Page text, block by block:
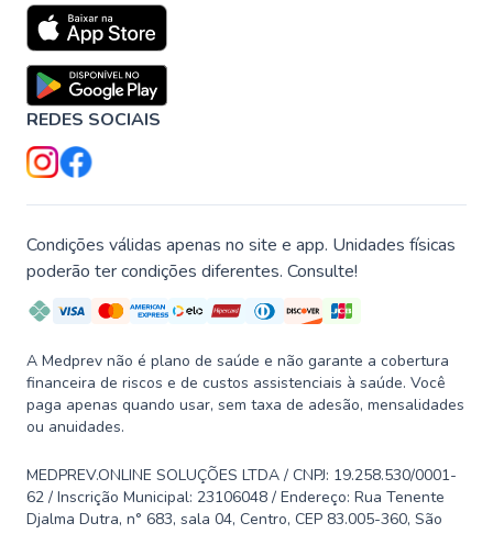
REDES SOCIAIS
Condições válidas apenas no site e app. Unidades físicas
poderão ter condições diferentes. Consulte!
A Medprev não é plano de saúde e não garante a cobertura
financeira de riscos e de custos assistenciais à saúde. Você
paga apenas quando usar, sem taxa de adesão, mensalidades
ou anuidades.
MEDPREV.ONLINE SOLUÇÕES LTDA / CNPJ: 19.258.530/0001-
62 / Inscrição Municipal: 23106048 / Endereço: Rua Tenente
Djalma Dutra, n° 683, sala 04, Centro, CEP 83.005-360, São